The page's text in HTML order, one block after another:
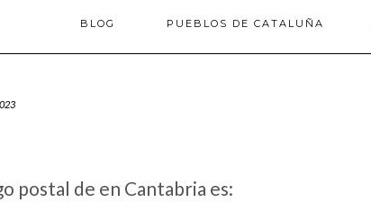
BLOG PUEBLOS DE CATALUÑA
postal de en Cantabria es: